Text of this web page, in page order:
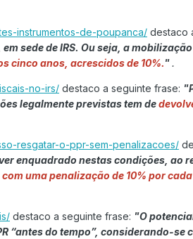
instrumentos-de-poupanca/ destaco
sede de IRS. Ou seja, a
cinco anos, acrescidos de 10%.".
no-irs/ destaco a seguinte frase:
legalmente previstas tem de
resgatar-o-ppr-sem-penalizacoes/
enquadrado nestas condições, ao
com uma penalização de 10% por
destaco a seguinte frase: "O
“antes do tempo”, considerando-se